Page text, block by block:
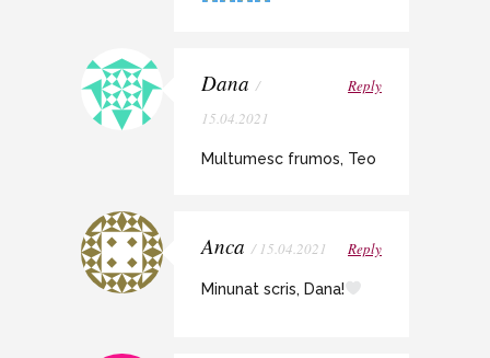
Dana /
15.04.2021
Reply
Multumesc frumos, Teo
Anca / 15.04.2021 Reply
Minunat scris, Dana!